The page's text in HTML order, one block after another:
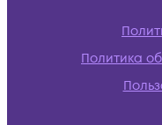
Политика